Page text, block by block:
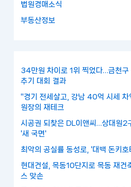
법원경매소식
부동산정보
34만원 차이로 1위 찍었다…금천구
추기 대회 결과
"경기 전세살고, 강남 40억 시세 차
원장의 재테크
시공권 되찾은 DL이앤씨…상대원2
'새 국면'
최악의 공실률 동성로, '대백 돈키
현대건설, 목동10단지로 목동 재건
스 맞손